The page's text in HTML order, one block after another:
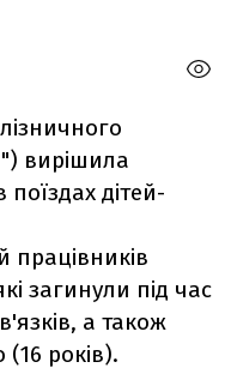
вирішила
дітей-
працівників
загинули під час
а також
(16 років).